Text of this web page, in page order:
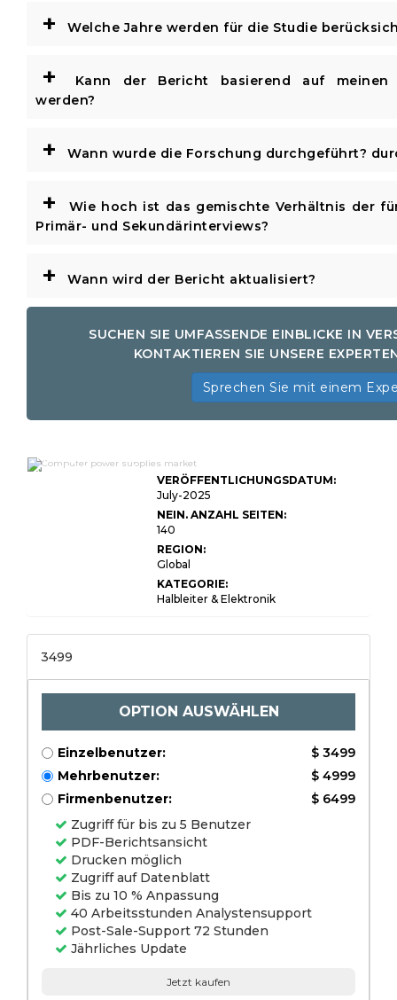
+ Welche Jahre werden für die Studie
+
Kann der Bericht basierend auf meinen
werden?
+ Wann wurde die Forschung durchgeführt?
+
Wie hoch ist das gemischte Verhältnis der
Primär- und Sekundärinterviews?
+ Wann wird der Bericht aktualisiert?
SUCHEN SIE UMFASSENDE EINBLICKE IN
KONTAKTIEREN SIE UNSERE
Sprechen Sie mit einem
Marktgröße, Aktien und
CoVID-19-Auswirkungen
an die Computernetzteile,
(Wechselstromversorgung,
DC-Stromversorgung),
nach Ausgangsleistung
hoch), nach Anwendung
(Computer, Laptops) und
(Nordamerika, Europa,
2028
VERÖFFENTLICHUNGSDATUM:
July-2025
NEIN. ANZAHL SEITEN:
140
REGION:
Global
KATEGORIE:
Halbleiter & Elektronik
3499
OPTION AUSWÄHLEN
Einzelbenutzer:
$ 3499
Mehrbenutzer:
$ 4999
Firmenbenutzer:
$ 6499
Zugriff für bis zu 5 Benutzer
PDF-Berichtsansicht
Drucken möglich
Zugriff auf Datenblatt
Bis zu 10 % Anpassung
40 Arbeitsstunden Analystensupport
Post-Sale-Support 72 Stunden
Jährliches Update
Jetzt kaufen